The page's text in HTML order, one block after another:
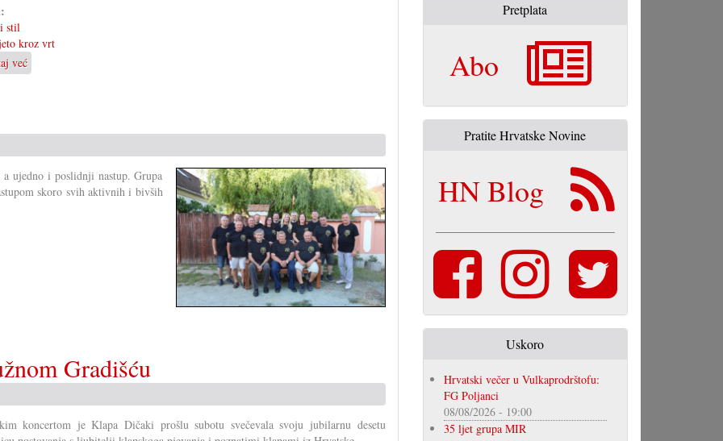
stil
kroz vrt
već
Vrt
ujedno i poslidnji nastup. Grupa
skoro svih aktivnih i bivših
Gradišću
koncertom je Klapa Dičaki prošlu subotu svečevala svoju jubilarnu desetu
Pretplata
Abo
Pratite Hrvatske Novine
HN Blog
Uskoro
Hrvatski večer u Vulkaprodrštofu:
FG Poljanci
08/08/2026 - 19:00
35 ljet grupa MIR